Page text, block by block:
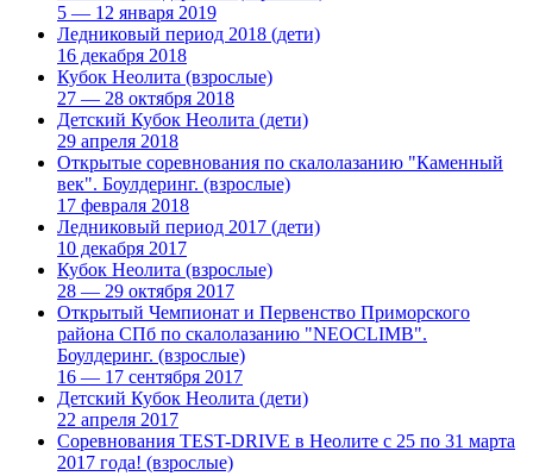
5 — 12 января 2019
Ледниковый период 2018 (дети)
16 декабря 2018
Кубок Неолита (взрослые)
27 — 28 октября 2018
Детский Кубок Неолита (дети)
29 апреля 2018
Открытые соревнования по скалолазанию "Каменный
век". Боулдеринг. (взрослые)
17 февраля 2018
Ледниковый период 2017 (дети)
10 декабря 2017
Кубок Неолита (взрослые)
28 — 29 октября 2017
Открытый Чемпионат и Первенство Приморского
района СПб по скалолазанию "NEOCLIMB".
Боулдеринг. (взрослые)
16 — 17 сентября 2017
Детский Кубок Неолита (дети)
22 апреля 2017
Соревнования TEST-DRIVE в Неолите с 25 по 31 марта
2017 года! (взрослые)